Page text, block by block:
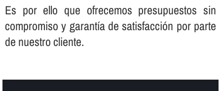
Es por ello que ofrecemos presupuestos sin
compromiso y garantí­a de satisfacción por parte
de nuestro cliente.